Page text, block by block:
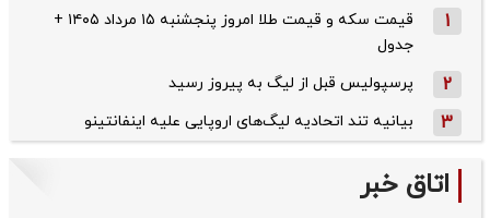
1
قیمت سکه و قیمت طلا امروز پنجشنبه ۱۵ مرداد ۱۴۰۵ +
جدول
2 پرسپولیس قبل از لیگ به پیروز رسید
3 بیانیه تند اتحادیه لیگ‌های اروپایی علیه اینفانتینو
اتاق خبر